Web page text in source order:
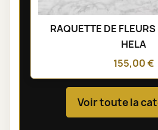
RAQUETTE DE
HELA
155,00 €
Voir toute la